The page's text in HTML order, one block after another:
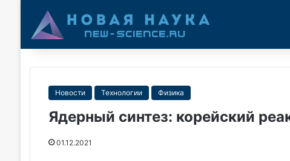
Новости Технологии Физика
Ядерный синтез: корейский
01.12.2021